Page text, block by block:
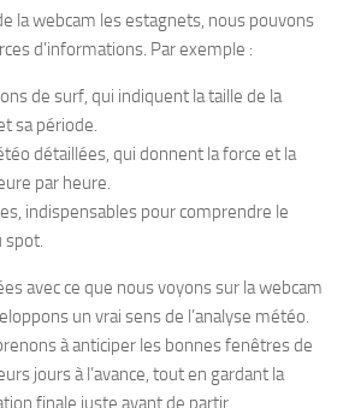
la webcam les estagnets, nous pouvons
d’informations. Par exemple :
de surf, qui indiquent la taille de la
sa période.
détaillées, qui donnent la force et la
par heure.
indispensables pour comprendre le
spot.
avec ce que nous voyons sur la webcam
un vrai sens de l’analyse météo.
à anticiper les bonnes fenêtres de
jours à l’avance, tout en gardant la
finale juste avant de partir.